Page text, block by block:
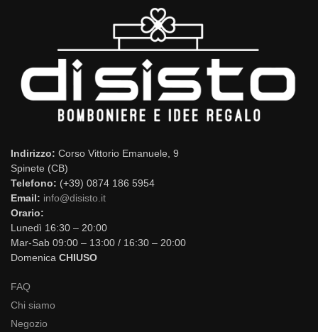
Indirizzo: Corso Vittorio Emanuele, 9
Spinete (CB)
Telefono: (+39) 0874 186 5954
Email: info@disisto.it
Orario:
Lunedì 16:30 – 20:00
Mar-Sab 09:00 – 13:00 / 16:30 – 20:00
Domenica CHIUSO
FAQ
Chi siamo
Negozio